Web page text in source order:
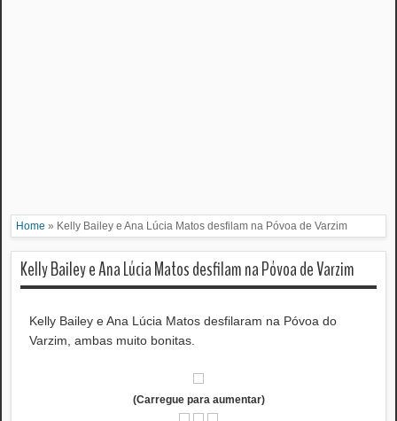
Home » Kelly Bailey e Ana Lúcia Matos desfilam na Póvoa de Varzim
Kelly Bailey e Ana Lúcia Matos desfilam na Póvoa de Varzim
Kelly Bailey e Ana Lúcia Matos desfilaram na Póvoa do
Varzim, ambas muito bonitas.
(Carregue para aumentar)